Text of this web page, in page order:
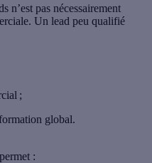
n’est pas nécessairement
Un lead peu qualifié
;
global.
permet :